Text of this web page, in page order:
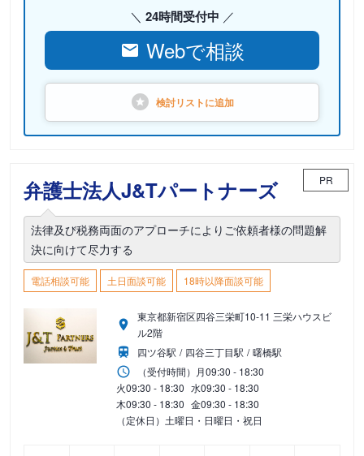
24時間受付中
Webで相談
検討リストに追加
弁護士法人J&Tパートナーズ PR
法律及び税務両面のアプローチによりご依頼者様の問題解
決に向けて尽力する
電話相談可能 土日面談可能 18時以降面談可能
東京都新宿区四谷三栄町10-11 三栄ハウスビ
ル2階
四ツ谷駅
四谷三丁目駅
曙橋駅
（受付時間） 月09:30 - 18:30
火09:30 - 18:30 水09:30 - 18:30
木09:30 - 18:30 金09:30 - 18:30
（定休日）土曜日・日曜日・祝日